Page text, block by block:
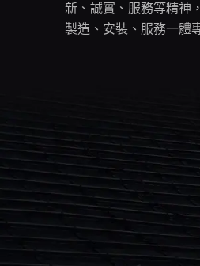
新、誠實、服務等精神
製造、安裝、服務一體